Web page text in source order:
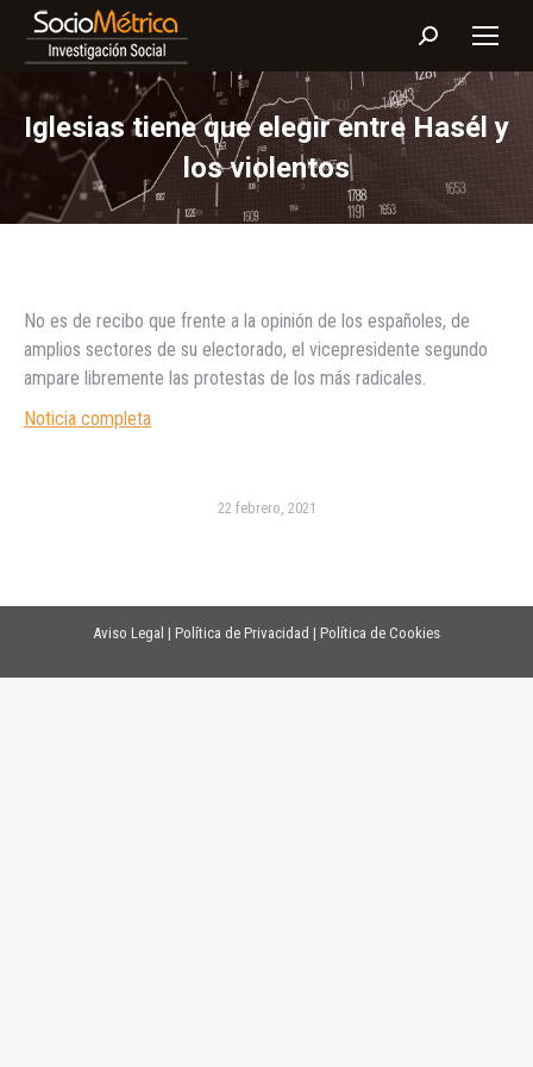
Buscar:
Iglesias tiene que elegir entre Hasél y
los violentos
No es de recibo que frente a la opinión de los españoles, de
amplios sectores de su electorado, el vicepresidente segundo
ampare libremente las protestas de los más radicales.
Noticia completa
22 febrero, 2021
Aviso Legal | Política de Privacidad | Política de Cookies